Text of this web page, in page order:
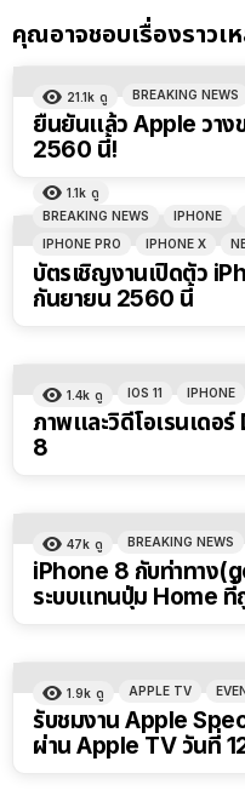
คุณอาจชอบเรื่องราวเ
21.1k ดู BREAKING NEWS
ยืนยันแล้ว Apple วาง
2560 นี้!
1.1k ดู
BREAKING NEWS
IPHONE
IPHONE PRO
IPHONE X
บัตรเชิญงานเปิดตัว
กันยายน 2560 นี้
1.4k ดู IOS 11 IPHONE
ภาพและวิดีโอเรนเดอ
8
47k ดู BREAKING NEWS
iPhone 8 กับท่าทาง
ระบบแทนปุ่ม Home ที่
1.9k ดู APPLE TV
รับชมงาน Apple
ผ่าน Apple TV วันที่